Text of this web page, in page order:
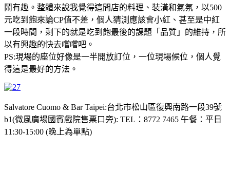
鬧有趣。整體來說我覺得這間店的料理、裝潢和氣氛，以500
元吃到飽來論CP值不差，個人猜測應該會小紅、甚至是中紅
一段時間，剩下的就是吃到飽最後的課題「品質」的維持，所
以有興趣的快去嚐嚐吧。
PS:現場的座位好像是一半開放訂位，一位現場候位，個人覺
得這是最好的方法。
Salvatore Cuomo & Bar Taipei:台北市松山區復興南路一段39號
b1(微風廣場國賓戲院售票口旁): TEL：8772 7465 午餐：平日
11:30-15:00 (晚上為單點)